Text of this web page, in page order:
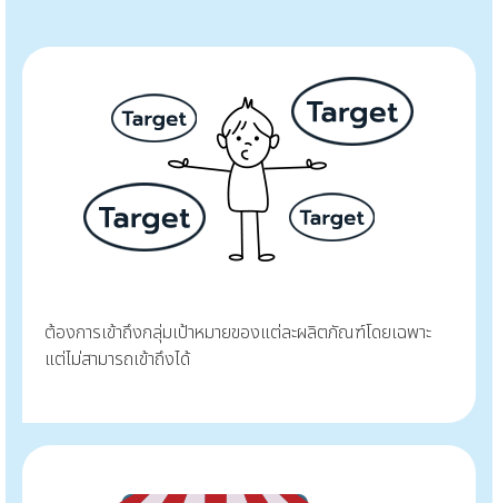
ต้องการเข้าถึงกลุ่มเป้าหมายของแต่ละผลิตภัณฑ์โดยเฉพาะ
แต่ไม่สามารถเข้าถึงได้